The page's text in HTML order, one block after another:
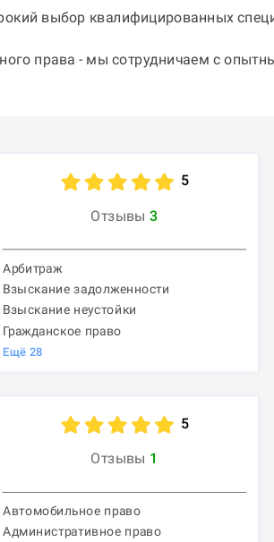
выбор квалифицированных
права - мы сотрудничаем с
5
Отзывы 3
Арбитраж
Взыскание задолженности
Взыскание неустойки
Гражданское право
Ещё 28
5
Отзывы 1
Автомобильное право
Административное право